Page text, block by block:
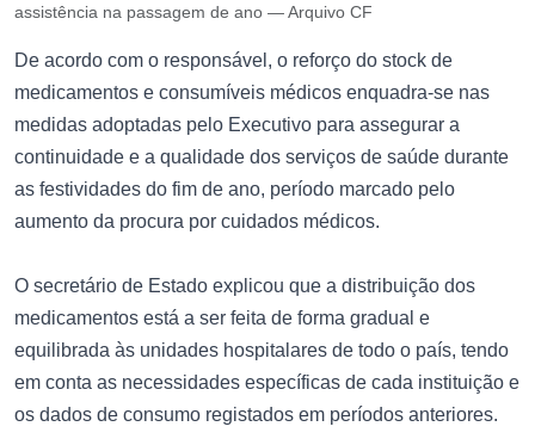
assistência na passagem de ano — Arquivo CF
De acordo com o responsável, o reforço do stock de
medicamentos e consumíveis médicos enquadra-se nas
medidas adoptadas pelo Executivo para assegurar a
continuidade e a qualidade dos serviços de saúde durante
as festividades do fim de ano, período marcado pelo
aumento da procura por cuidados médicos.
O secretário de Estado explicou que a distribuição dos
medicamentos está a ser feita de forma gradual e
equilibrada às unidades hospitalares de todo o país, tendo
em conta as necessidades específicas de cada instituição e
os dados de consumo registados em períodos anteriores.